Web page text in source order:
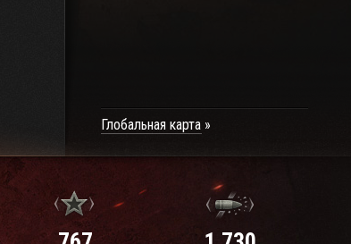
Глобальная карта